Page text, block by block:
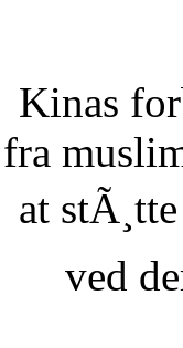
Kinas
fra
at
ved